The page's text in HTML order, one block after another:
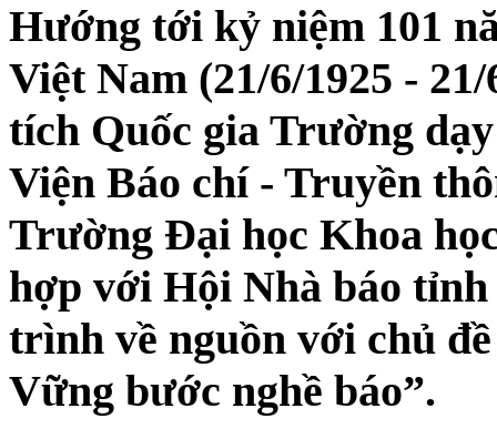
Hướng tới kỷ niệm 101
Việt Nam (21/6/1925 -
tích Quốc gia Trường
Viện Báo chí - Truyền
Trường Đại học Khoa
hợp với Hội Nhà báo
trình về nguồn với chủ
Vững bước nghề báo”.